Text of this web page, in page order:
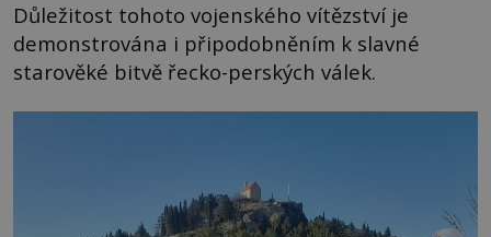
Důležitost tohoto vojenského vítězství je
demonstrována i připodobněním k slavné
starověké bitvě řecko-perských válek.